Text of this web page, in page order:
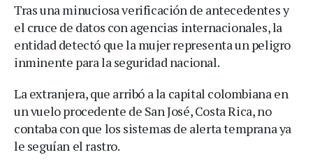
Tras una minuciosa verificación de antecedentes y
el cruce de datos con agencias internacionales, la
entidad detectó que la mujer representa un peligro
inminente para la seguridad nacional.
La extranjera, que arribó a la capital colombiana en
un vuelo procedente de San José, Costa Rica, no
contaba con que los sistemas de alerta temprana ya
le seguían el rastro.